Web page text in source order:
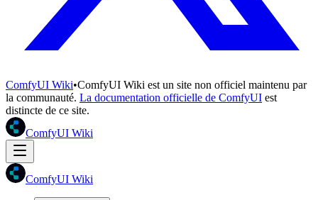
ComfyUI Wiki•ComfyUI Wiki est un site non officiel maintenu par
la communauté. La documentation officielle de ComfyUI est
distincte de ce site.
ComfyUI Wiki
ComfyUI Wiki